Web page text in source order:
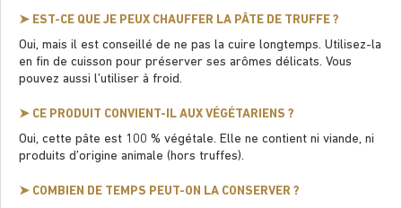
➤ EST-CE QUE JE PEUX CHAUFFER LA PÂTE DE TRUFFE ?
Oui, mais il est conseillé de ne pas la cuire longtemps. Utilisez-la
en ﬁn de cuisson pour préserver ses arômes délicats. Vous
pouvez aussi l’utiliser à froid.
➤ CE PRODUIT CONVIENT-IL AUX VÉGÉTARIENS ?
Oui, cette pâte est 100 % végétale. Elle ne contient ni viande, ni
produits d’origine animale (hors truffes).
➤ COMBIEN DE TEMPS PEUT-ON LA CONSERVER ?